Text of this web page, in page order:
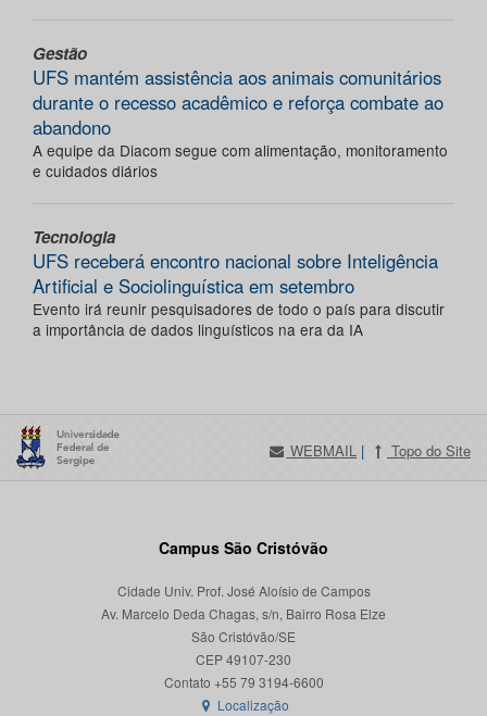
Gestão
UFS mantém assistência aos animais comunitários
durante o recesso acadêmico e reforça combate ao
abandono
A equipe da Diacom segue com alimentação, monitoramento
e cuidados diários
Tecnologia
UFS receberá encontro nacional sobre Inteligência
Artificial e Sociolinguística em setembro
Evento irá reunir pesquisadores de todo o país para discutir
a importância de dados linguísticos na era da IA
WEBMAIL | Topo do Site
Campus São Cristóvão
Cidade Univ. Prof. José Aloísio de Campos
Av. Marcelo Deda Chagas, s/n, Bairro Rosa Elze
São Cristóvão/SE
CEP 49107-230
Localização